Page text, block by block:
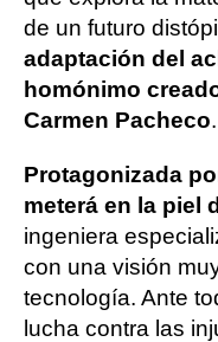
de un futuro
adaptación del
homónimo
Carmen Pacheco.
Protagonizada
meterá en la piel
ingeniera
con una visión
tecnología. Ante
lucha contra las